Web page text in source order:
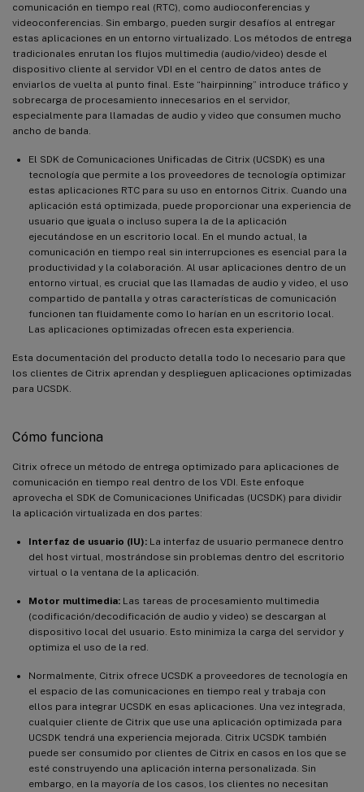
comunicación en tiempo real (RTC), como audioconferencias y
videoconferencias. Sin embargo, pueden surgir desafíos al entregar
estas aplicaciones en un entorno virtualizado. Los métodos de entrega
tradicionales enrutan los flujos multimedia (audio/video) desde el
dispositivo cliente al servidor VDI en el centro de datos antes de
enviarlos de vuelta al punto final. Este “hairpinning” introduce tráfico y
sobrecarga de procesamiento innecesarios en el servidor,
especialmente para llamadas de audio y video que consumen mucho
ancho de banda.
El SDK de Comunicaciones Unificadas de Citrix (UCSDK) es una
tecnología que permite a los proveedores de tecnología optimizar
estas aplicaciones RTC para su uso en entornos Citrix. Cuando una
aplicación está optimizada, puede proporcionar una experiencia de
usuario que iguala o incluso supera la de la aplicación
ejecutándose en un escritorio local. En el mundo actual, la
comunicación en tiempo real sin interrupciones es esencial para la
productividad y la colaboración. Al usar aplicaciones dentro de un
entorno virtual, es crucial que las llamadas de audio y video, el uso
compartido de pantalla y otras características de comunicación
funcionen tan fluidamente como lo harían en un escritorio local.
Las aplicaciones optimizadas ofrecen esta experiencia.
Esta documentación del producto detalla todo lo necesario para que
los clientes de Citrix aprendan y desplieguen aplicaciones optimizadas
para UCSDK.
Cómo funciona
Citrix ofrece un método de entrega optimizado para aplicaciones de
comunicación en tiempo real dentro de los VDI. Este enfoque
aprovecha el SDK de Comunicaciones Unificadas (UCSDK) para dividir
la aplicación virtualizada en dos partes:
Interfaz de usuario (IU): La interfaz de usuario permanece dentro
del host virtual, mostrándose sin problemas dentro del escritorio
virtual o la ventana de la aplicación.
Motor multimedia: Las tareas de procesamiento multimedia
(codificación/decodificación de audio y video) se descargan al
dispositivo local del usuario. Esto minimiza la carga del servidor y
optimiza el uso de la red.
Normalmente, Citrix ofrece UCSDK a proveedores de tecnología en
el espacio de las comunicaciones en tiempo real y trabaja con
ellos para integrar UCSDK en esas aplicaciones. Una vez integrada,
cualquier cliente de Citrix que use una aplicación optimizada para
UCSDK tendrá una experiencia mejorada. Citrix UCSDK también
puede ser consumido por clientes de Citrix en casos en los que se
esté construyendo una aplicación interna personalizada. Sin
embargo, en la mayoría de los casos, los clientes no necesitan